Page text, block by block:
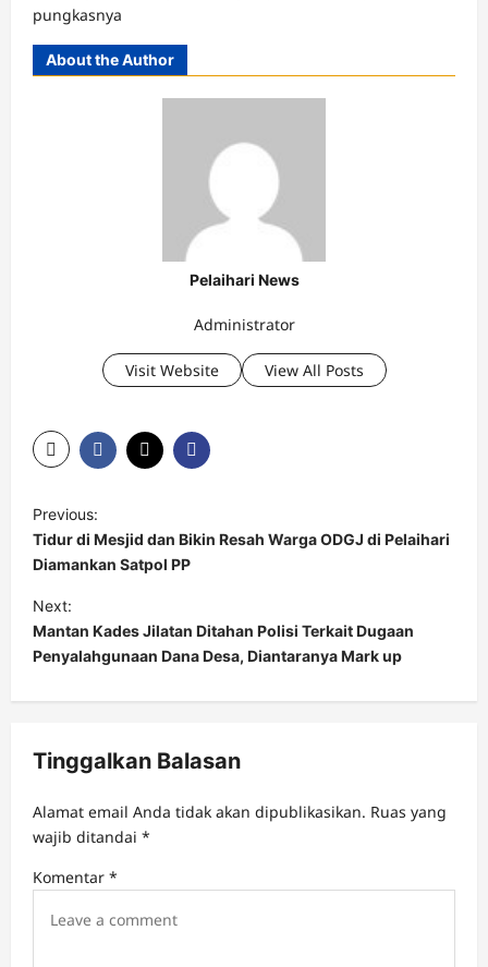
pungkasnya
About the Author
Pelaihari News
Administrator
Visit Website View All Posts
o
s
t
n
a
v
g
a
t
i
Previous:
Tidur di Mesjid dan Bikin Resah Warga ODGJ di Pelaihari
Diamankan Satpol PP
Next:
Mantan Kades Jilatan Ditahan Polisi Terkait Dugaan
Penyalahgunaan Dana Desa, Diantaranya Mark up
Tinggalkan Balasan
Alamat email Anda tidak akan dipublikasikan. Ruas yang
wajib ditandai *
Komentar *